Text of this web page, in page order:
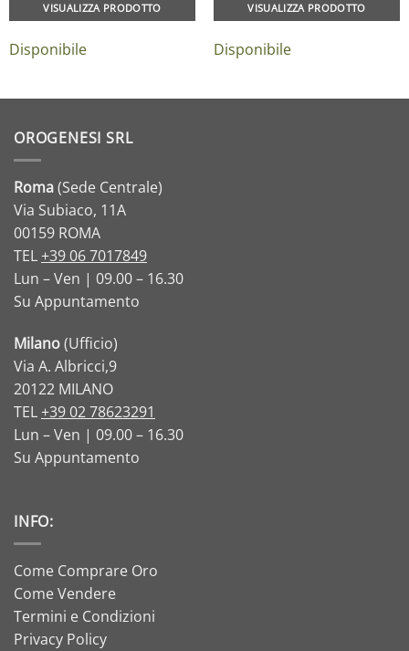
VISUALIZZA PRODOTTO
Disponibile
VISUALIZZA PRODOTTO
Disponibile
OROGENESI SRL
Roma(Sede Centrale)
Via Subiaco, 11A
00159 ROMA
TEL+39 06 7017849
Lun – Ven | 09.00 – 16.30
Su Appuntamento
Milano(Ufficio)
Via A. Albricci,9
20122 MILANO
TEL+39 02 78623291
Lun – Ven | 09.00 – 16.30
Su Appuntamento
INFO:
Come Comprare Oro
Come Vendere
Termini e Condizioni
Privacy Policy